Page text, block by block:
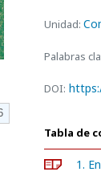
Unidad:
Palabras
DOI:
Tabla de
1.